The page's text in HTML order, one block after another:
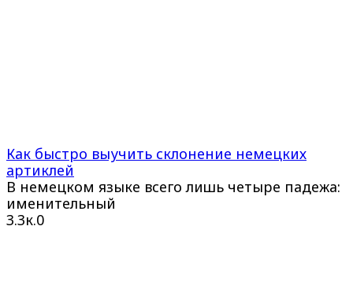
Как быстро выучить склонение немецких
артиклей
В немецком языке всего лишь четыре падежа:
именительный
3.3к.0